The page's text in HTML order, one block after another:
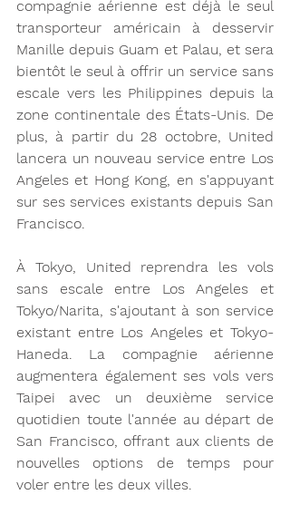
compagnie aérienne est déjà le seul
transporteur américain à desservir
Manille depuis Guam et Palau, et sera
bientôt le seul à offrir un service sans
escale vers les Philippines depuis la
zone continentale des États-Unis. De
plus, à partir du 28 octobre, United
lancera un nouveau service entre Los
Angeles et Hong Kong, en s'appuyant
sur ses services existants depuis San
Francisco.
À Tokyo, United reprendra les vols
sans escale entre Los Angeles et
Tokyo/Narita, s'ajoutant à son service
existant entre Los Angeles et Tokyo-
Haneda. La compagnie aérienne
augmentera également ses vols vers
Taipei avec un deuxième service
quotidien toute l'année au départ de
San Francisco, offrant aux clients de
nouvelles options de temps pour
voler entre les deux villes.